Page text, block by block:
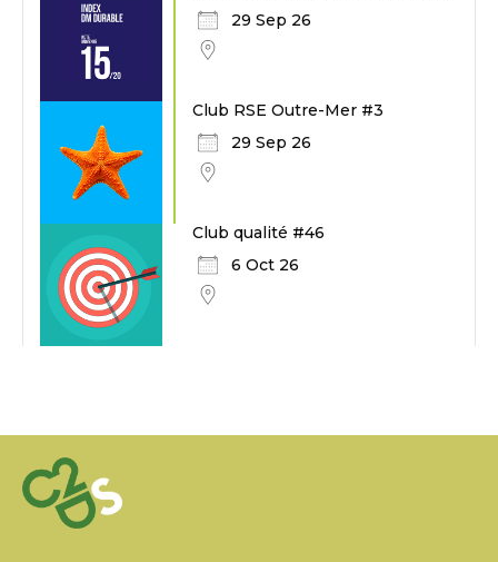
29 Sep 26
Club RSE Outre-Mer #3
29 Sep 26
Club qualité #46
6 Oct 26